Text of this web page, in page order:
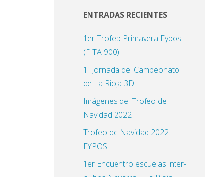
ENTRADAS RECIENTES
1er Trofeo Primavera Eypos
(FITA 900)
1ª Jornada del Campeonato
de La Rioja 3D
Imágenes del Trofeo de
Navidad 2022
Trofeo de Navidad 2022
EYPOS
1er Encuentro escuelas inter-